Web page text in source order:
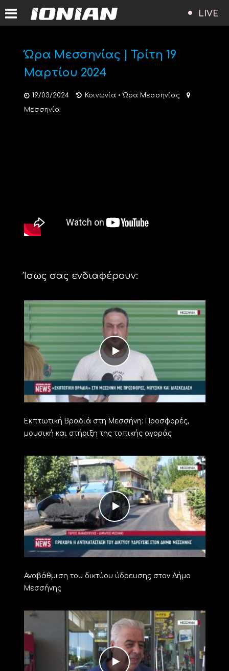
LIVE
Ώρα Μεσσηνίας | Τρίτη 19
Μαρτίου 2024
19/03/2024 Κοινωνία • Ώρα Μεσσηνίας
Μεσσηνία
Ίσως σας ενδιαφέρουν:
Εκπτωτική Βραδιά στη Μεσσήνη: Προσφορές,
μουσική και στήριξη της τοπικής αγοράς
Αναβάθμιση του δικτύου ύδρευσης στον Δήμο
Μεσσήνης